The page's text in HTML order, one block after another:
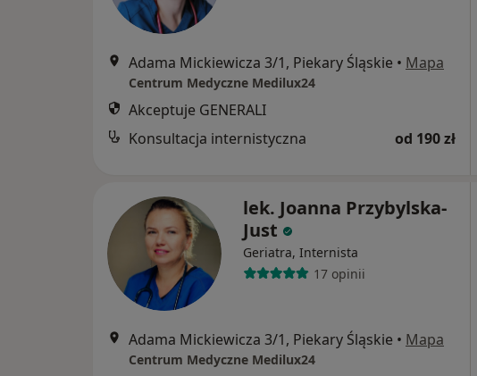
Adama Mickiewicza 3/1, Piekary Śląskie • Mapa
Centrum Medyczne Medilux24
Akceptuje GENERALI
Konsultacja internistyczna
od 190 zł
lek. Joanna Przybylska-
Just
Geriatra, Internista
17 opinii
Adama Mickiewicza 3/1, Piekary Śląskie • Mapa
Centrum Medyczne Medilux24